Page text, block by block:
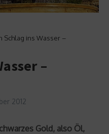
Schlag ins Wasser –
–
2012
Gold, also Öl,